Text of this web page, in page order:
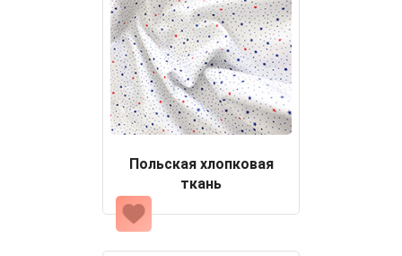
Польская хлопковая
ткань